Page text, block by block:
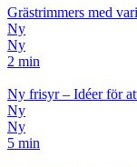
Grästrimmers med
Ny
Ny
2 min
Ny frisyr – Idéer för
Ny
Ny
5 min